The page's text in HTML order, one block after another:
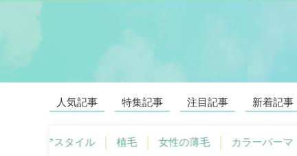
人気記事 特集記事 注目記事 新着記事
ヘアスタイル 植毛 女性の薄毛 カラーパーマ